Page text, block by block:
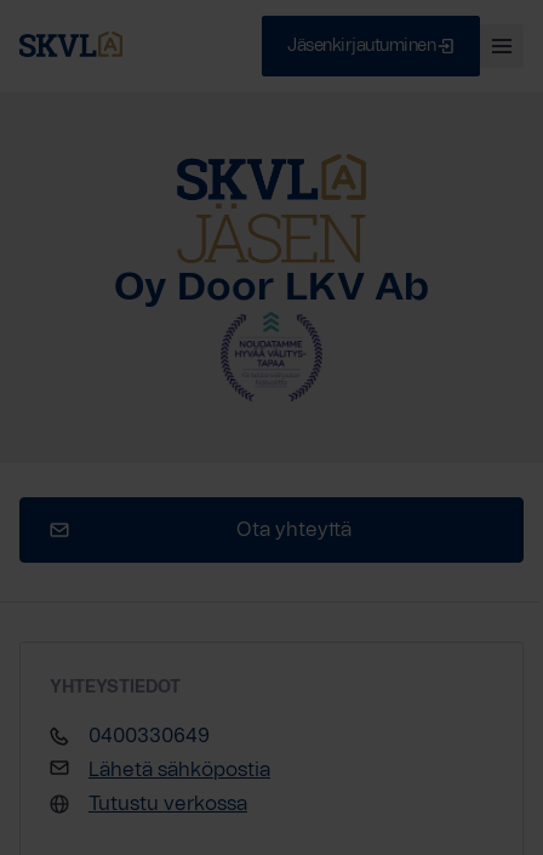
Jäsenkirjautuminen
Oy Door LKV Ab
Ota yhteyttä
YHTEYSTIEDOT
0400330649
Lähetä sähköpostia
Tutustu verkossa